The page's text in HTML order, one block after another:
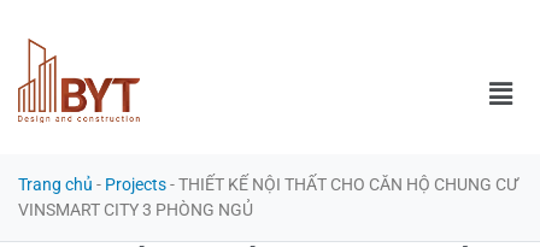
Trang chủ - Projects-THIẾT KẾ NỘI THẤT CHO CĂN HỘ CHUNG CƯ
VINSMART CITY 3 PHÒNG NGỦ